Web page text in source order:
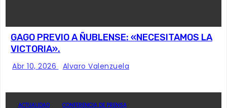
GAGO PREVIO A ÑUBLENSE: «NECESITAMOS LA
VICTORIA».
Abr 10, 2026 Alvaro Valenzuela
ACTUALIDAD CONFERENCIA DE PRENSA